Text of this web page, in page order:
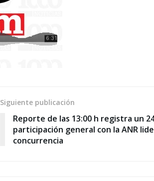
Siguiente publicación
Reporte de las 13:00 h registra un
participación general con la ANR
concurrencia